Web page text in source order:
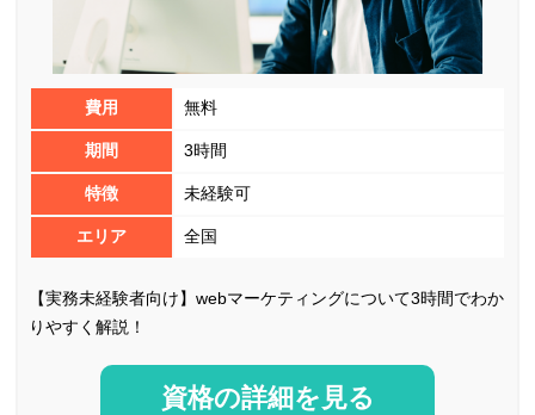
費用 無料
期間 3時間
特徴 未経験可
エリア 全国
【実務未経験者向け】webマーケティングについて3時間でわか
りやすく解説！
資格の詳細を見る